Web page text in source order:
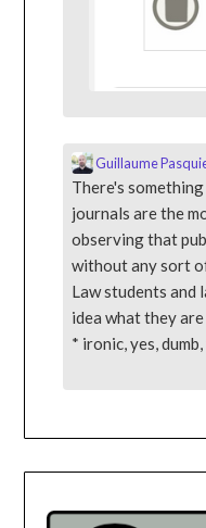
Guillaume
There's
journals are the
observing that
without any sort
Law students and
idea what they
* ironic, yes,